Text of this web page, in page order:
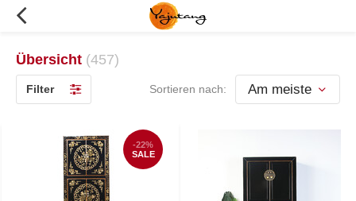
Übersicht (457)
Filter Sortieren nach:
-22%
SALE